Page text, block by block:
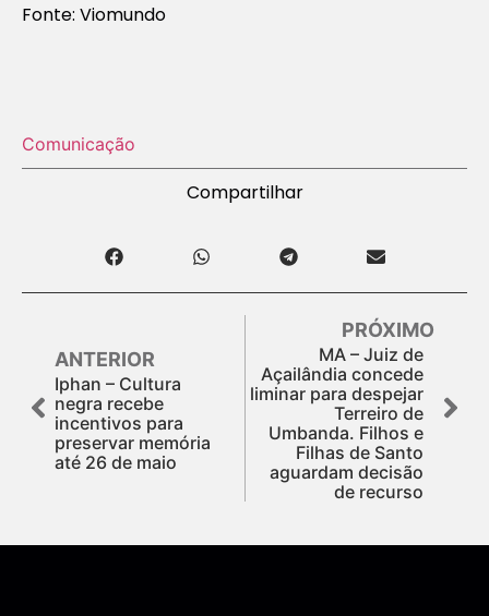
Fonte: Viomundo
Comunicação
Compartilhar
ANTERIOR
Iphan – Cultura
negra recebe
incentivos para
preservar memória
até 26 de maio
PRÓXIMO
MA – Juiz de
Açailândia concede
liminar para despejar
Terreiro de
Umbanda. Filhos e
Filhas de Santo
aguardam decisão
de recurso